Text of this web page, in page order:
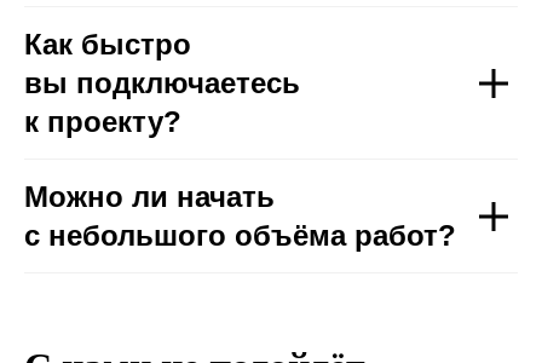
Как быстро
вы подключаетесь
к проекту?
Можно ли начать
с небольшого объёма работ?